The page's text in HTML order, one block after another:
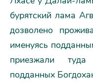
бурятский лама
дозволено
именуясь
приезжали
подданных